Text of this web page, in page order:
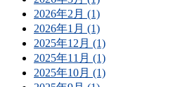
2026年2月 (1)
2026年1月 (1)
2025年12月 (1)
2025年11月 (1)
2025年10月 (1)